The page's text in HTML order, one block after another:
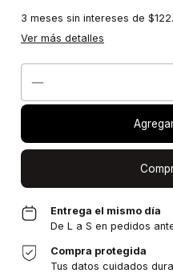
3 meses sin intereses de
Ver más detalles
Entrega el mismo día
De L a S en pedidos
Compra protegida
Tus datos cuidados